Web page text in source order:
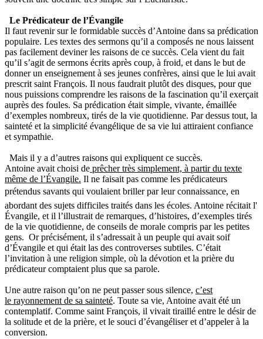
Le Prédicateur de l’Évangile
Il faut revenir sur le formidable succès d’Antoine dans sa prédication
populaire. Les textes des sermons qu’il a composés ne nous laissent
pas facilement deviner les raisons de ce succès. Cela vient du fait
qu’il s’agit de sermons écrits après coup, à froid, et dans le but de
donner un enseignement à ses jeunes confrères, ainsi que le lui avait
prescrit saint François. Il nous faudrait plutôt des disques, pour que
nous puissions comprendre les raisons de la fascination qu’il exerçait
auprès des foules. Sa prédication était simple, vivante, émaillée
d’exemples nombreux, tirés de la vie quotidienne. Par dessus tout, la
sainteté et la simplicité évangélique de sa vie lui attiraient confiance
et sympathie.
Mais il y a d’autres raisons qui expliquent ce succès.
Antoine avait choisi de prêcher très simplement, à partir du texte
même de l’Évangile. Il ne faisait pas comme les prédicateurs
prétendus savants qui voulaient briller par leur connaissance, en
abordant des sujets difficiles traités dans les écoles. Antoine récitait l'
Évangile, et il l’illustrait de remarques, d’histoires, d’exemples tirés
de la vie quotidienne, de conseils de morale compris par les petites
gens. Or précisément, il s’adressait à un peuple qui avait soif
d’Évangile et qui était las des controverses subtiles. C’était
l’invitation à une religion simple, où la dévotion et la prière du
prédicateur comptaient plus que sa parole.
Une autre raison qu’on ne peut passer sous silence, c’est
le rayonnement de sa sainteté. Toute sa vie, Antoine avait été un
contemplatif. Comme saint François, il vivait tiraillé entre le désir de
la solitude et de la prière, et le souci d’évangéliser et d’appeler à la
conversion.